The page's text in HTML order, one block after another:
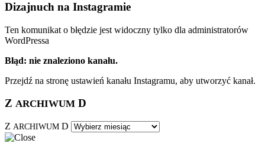
Dizajnuch na Instagramie
Ten komunikat o błędzie jest widoczny tylko dla administratorów
WordPressa
Błąd: nie znaleziono kanału.
Przejdź na stronę ustawień kanału Instagramu, aby utworzyć kanał.
Z ARCHIWUM D
Z ARCHIWUM D